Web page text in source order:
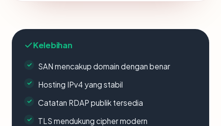
Kelebihan
SAN mencakup domain dengan benar
Hosting IPv4 yang stabil
Catatan RDAP publik tersedia
TLS mendukung cipher modern